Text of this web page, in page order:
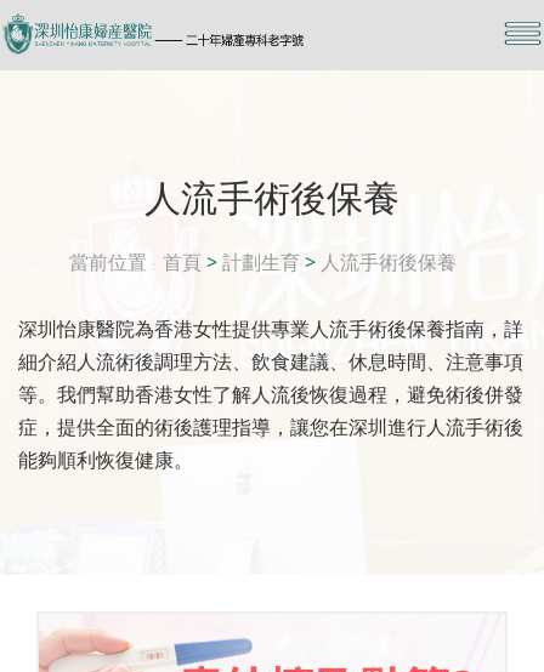
人流手術後保養
當前位置 首頁 >計劃生育> 人流手術後保養
深圳怡康醫院為香港女性提供專業人流手術後保養指南，詳
細介紹人流術後調理方法、飲食建議、休息時間、注意事項
等。我們幫助香港女性了解人流後恢復過程，避免術後併發
症，提供全面的術後護理指導，讓您在深圳進行人流手術後
能夠順利恢復健康。